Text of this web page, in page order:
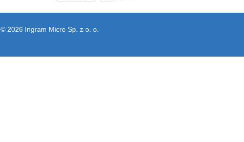
© 2026 Ingram Micro Sp. z o. o.